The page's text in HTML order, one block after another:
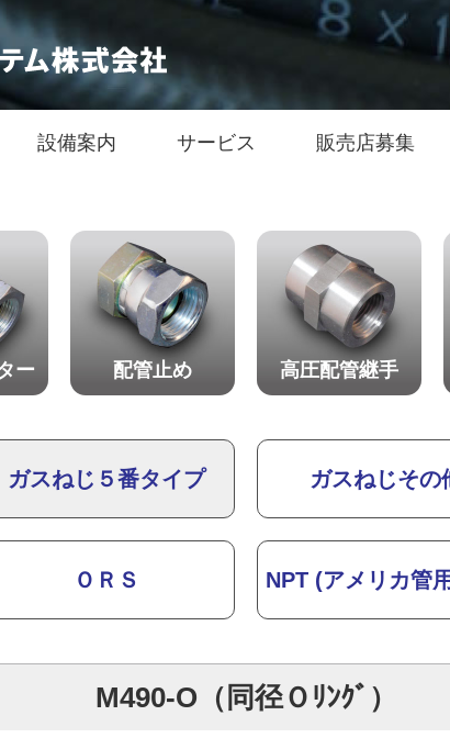
設備案内 サービス 販売店募集
ー 配管止め 高圧配管継手
ガスねじ５番タイプ ガスねじその
ＯＲＳ NPT (アメリカ管
M490-O（同径Ｏﾘﾝｸﾞ）